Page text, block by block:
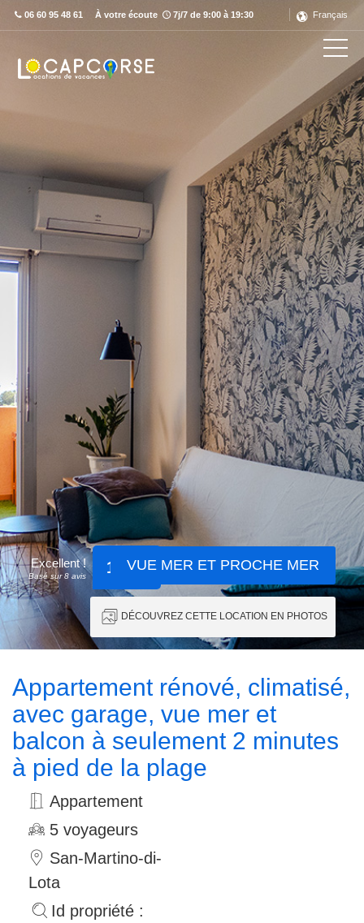
06 60 95 48 61 À votre écoute 7j/7 de 9:00 à 19:30 Français
Excellent !
Basé sur 8 avis 10.00VUE MER ET PROCHE MER
DÉCOUVREZ CETTE LOCATION EN PHOTOS
Appartement rénové, climatisé,
avec garage, vue mer et
balcon à seulement 2 minutes
à pied de la plage
Appartement
5 voyageurs
San-Martino-di-
Lota
Id propriété :
Découvrez ce label en détail